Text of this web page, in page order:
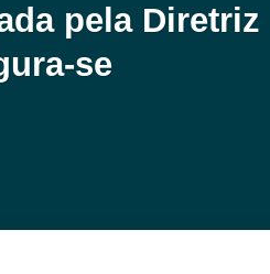
pela Diretriz
se